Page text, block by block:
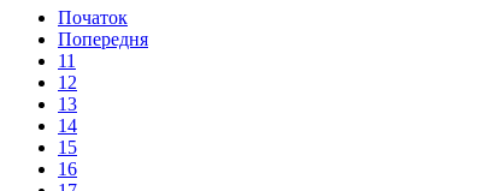
Початок
Попередня
11
12
13
14
15
16